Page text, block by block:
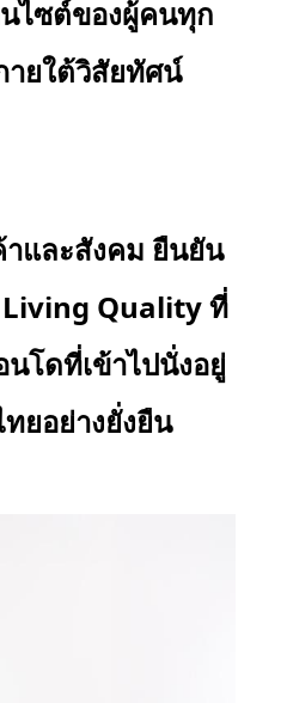
ไซต์ของผู้คนทุก
ายใต้วิสัยทัศน์
าและสังคม ยืนยัน
Living Quality ที่
โดที่เข้าไปนั่งอยู่
ยอย่างยั่งยืน